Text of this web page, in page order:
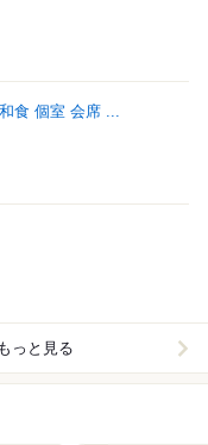
食 個室 会席 ...
っと見る